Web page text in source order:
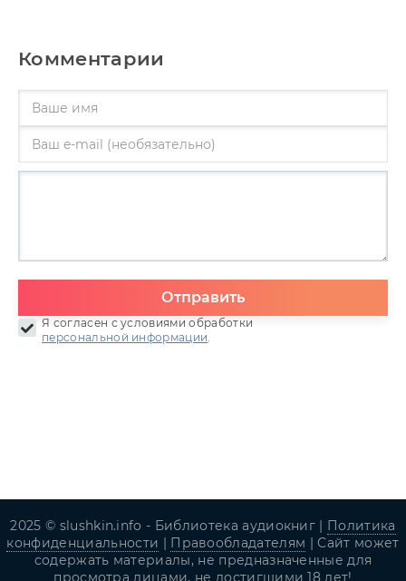
Комментарии
Отправить
Я согласен с условиями обработки
персональной информации
2025 © slushkin.info - Библиотека аудиокниг | Политика
конфиденциальности | Правообладателям | Сайт может
содержать материалы, не предназначенные для
просмотра лицами, не достигшими 18 лет!